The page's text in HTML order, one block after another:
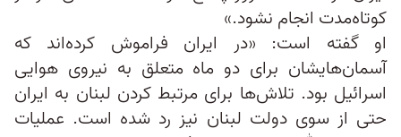
کوتاه‌مدت انجام نشود.»
او گفته است: «در ایران فراموش کرده‌اند که
آسمان‌هایشان برای دو ماه متعلق به نیروی هوایی
اسرائیل بود. تلاش‌ها برای مرتبط کردن لبنان به ایران
حتی از سوی دولت لبنان نیز رد شده است. عملیات